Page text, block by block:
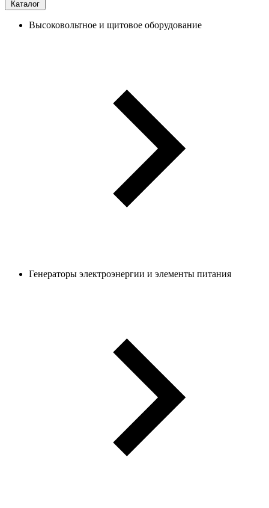
Каталог
Высоковольтное и щитовое оборудование
Генераторы электроэнергии и элементы питания